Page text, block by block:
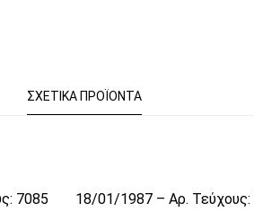
ΣΧΕΤΙΚΆ ΠΡΟΪΌΝΤΑ
7085 18/01/1987 – Αρ. Τεύχους: